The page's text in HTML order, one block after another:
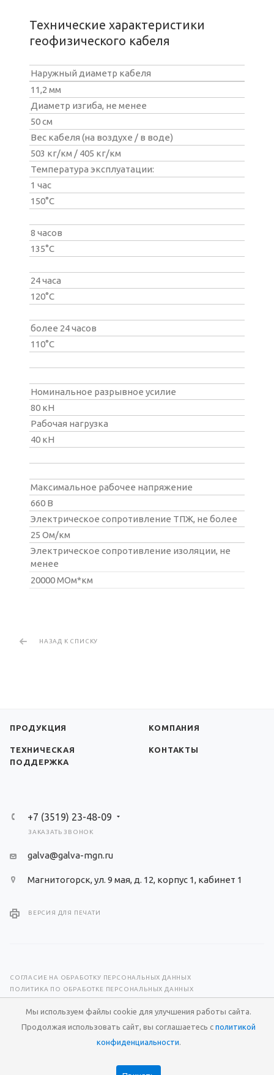
Технические характеристики
геофизического кабеля
Наружный диаметр кабеля
11,2 мм
Диаметр изгиба, не менее
50 см
Вес кабеля (на воздухе / в воде)
503 кг/км / 405 кг/км
Температура эксплуатации:
1 час
150°С
8 часов
135°С
24 часа
120°С
более 24 часов
110°С
Номинальное разрывное усилие
80 кН
Рабочая нагрузка
40 кН
Максимальное рабочее напряжение
660 В
Электрическое сопротивление ТПЖ, не более
25 Ом/км
Электрическое сопротивление изоляции, не
менее
20000 МОм*км
НАЗАД К СПИСКУ
ПРОДУКЦИЯ КОМПАНИЯ
ТЕХНИЧЕСКАЯ
ПОДДЕРЖКА
КОНТАКТЫ
+7 (3519) 23-48-09
ЗАКАЗАТЬ ЗВОНОК
galva@galva-mgn.ru
Магнитогорск, ул. 9 мая, д. 12, корпус 1, кабинет 1
ВЕРСИЯ ДЛЯ ПЕЧАТИ
СОГЛАСИЕ НА ОБРАБОТКУ ПЕРСОНАЛЬНЫХ ДАННЫХ
ПОЛИТИКА ПО ОБРАБОТКЕ ПЕРСОНАЛЬНЫХ ДАННЫХ
RuMaster
Мы используем файлы cookie для улучшения работы сайта.
Продолжая использовать сайт, вы соглашаетесь с политикой
конфиденциальности.